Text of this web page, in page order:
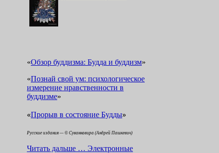
«Обзор буддизма: Будда и буддизм»
«Познай свой ум: психологическое
измерение нравственности в
буддизме»
«Прорыв в состояние Будды»
Русские издания — © Суваннавира (Андрей Пашкевич)
Читать дальше … Электронные